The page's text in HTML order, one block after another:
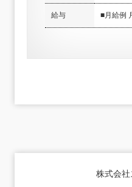
給与 ■月給例
株式会社